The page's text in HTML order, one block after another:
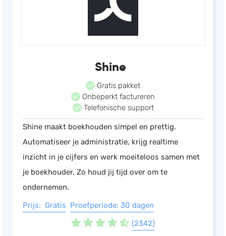
Shine
Gratis pakket
Onbeperkt factureren
Telefonische support
Shine maakt boekhouden simpel en prettig.
Automatiseer je administratie, krijg realtime
inzicht in je cijfers en werk moeiteloos samen met
je boekhouder. Zo houd jij tijd over om te
ondernemen.
Prijs: Gratis Proefperiode: 30 dagen
(2342)